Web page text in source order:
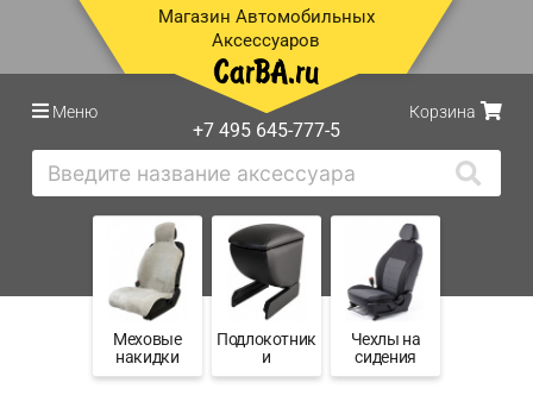
Магазин Автомобильных
Аксессуаров
Меню
+7 495 645-777-5
Корзина
Меховые
накидки
Подлокотник
и
Чехлы на
сидения